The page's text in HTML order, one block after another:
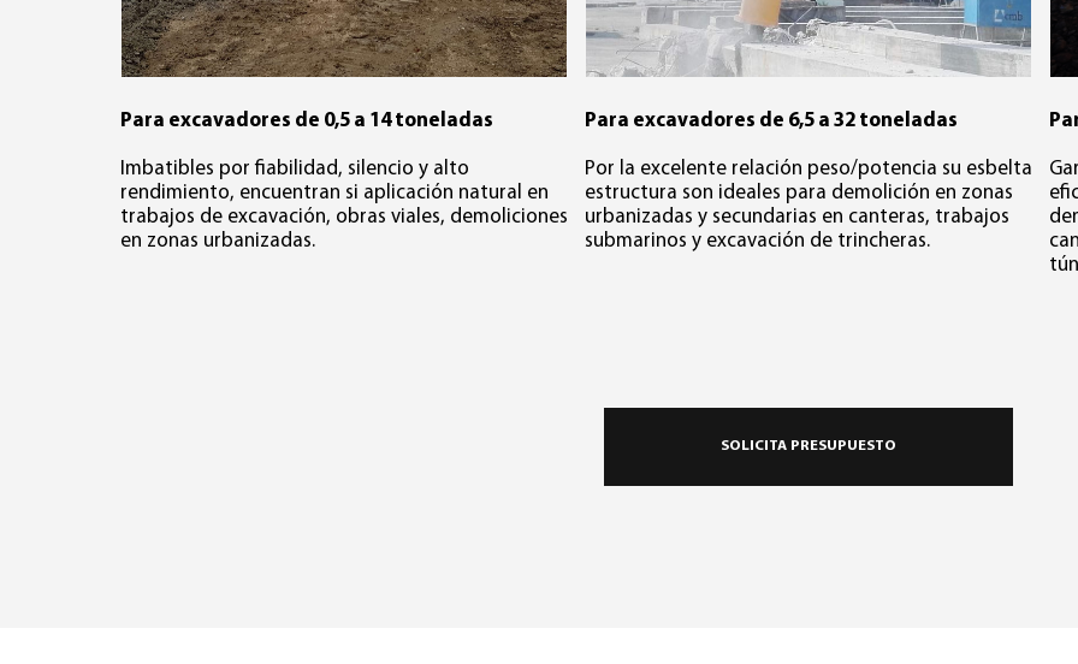
Para excavadores de 0,5 a 14 toneladas
Imbatibles por fiabilidad, silencio y alto
rendimiento, encuentran si aplicación natural en
trabajos de excavación, obras viales, demoliciones
en zonas urbanizadas.
Para excavadores de 6,5 a 32 toneladas
Por la excelente relación peso/potencia su esbelta
estructura son ideales para demolición en zonas
urbanizadas y secundarias en canteras, trabajos
submarinos y excavación de trincheras.
SOLICITA PRESUPUESTO